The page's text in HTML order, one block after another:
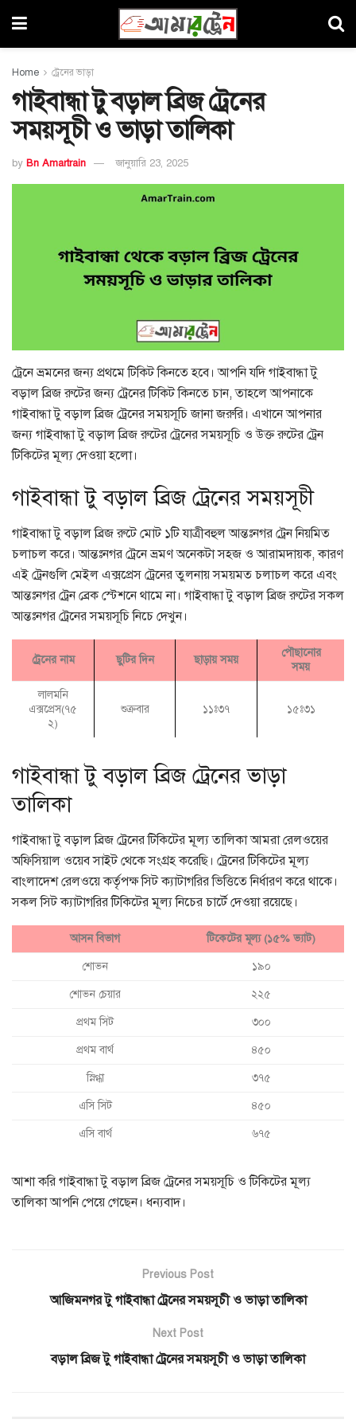
Home ট্রেনের ভাড়া
গাইবান্ধা টু বড়াল ব্রিজ ট্রেনের
সময়সূচী ও ভাড়া তালিকা
by Bn Amartrain জানুয়ারি 23, 2025
ট্রেনে ভ্রমনের জন্য প্রথমে টিকিট কিনতে হবে। আপনি যদি গাইবান্ধা টু
বড়াল ব্রিজ রুটের জন্য ট্রেনের টিকিট কিনতে চান, তাহলে আপনাকে
গাইবান্ধা টু বড়াল ব্রিজ ট্রেনের সময়সূচি জানা জরুরি। এখানে আপনার
জন্য গাইবান্ধা টু বড়াল ব্রিজ রুটের ট্রেনের সময়সূচি ও উক্ত রুটের ট্রেন
টিকিটের মূল্য দেওয়া হলো।
গাইবান্ধা টু বড়াল ব্রিজ ট্রেনের সময়সূচী
গাইবান্ধা টু বড়াল ব্রিজ রুটে মোট ১টি যাত্রীবহুল আন্তঃনগর ট্রেন নিয়মিত
চলাচল করে। আন্তঃনগর ট্রেনে ভ্রমণ অনেকটা সহজ ও আরামদায়ক, কারণ
এই ট্রেনগুলি মেইল এক্সপ্রেস ট্রেনের তুলনায় সময়মত চলাচল করে এবং
আন্তঃনগর ট্রেন ব্রেক স্টেশনে থামে না। গাইবান্ধা টু বড়াল ব্রিজ রুটের সকল
আন্তঃনগর ট্রেনের সময়সূচি নিচে দেখুন।
ট্রেনের নাম ছুটির দিন ছাড়ায় সময়
পৌছানোর
সময়
লালমনি
এক্সপ্রেস(৭৫
২)
শুক্রবার ১১ঃ৩৭ ১৫ঃ৩১
গাইবান্ধা টু বড়াল ব্রিজ ট্রেনের ভাড়া
তালিকা
গাইবান্ধা টু বড়াল ব্রিজ ট্রেনের টিকিটের মূল্য তালিকা আমরা রেলওয়ের
অফিসিয়াল ওয়েব সাইট থেকে সংগ্রহ করেছি। ট্রেনের টিকিটের মূল্য
বাংলাদেশ রেলওয়ে কর্তৃপক্ষ সিট ক্যাটাগরির ভিত্তিতে নির্ধারণ করে থাকে।
সকল সিট ক্যাটাগরির টিকিটের মূল্য নিচের চার্টে দেওয়া রয়েছে।
আসন বিভাগ টিকেটের মূল্য (১৫% ভ্যাট)
শোভন ১৯০
শোভন চেয়ার ২২৫
প্রথম সিট ৩০০
প্রথম বার্থ ৪৫০
স্নিগ্ধা ৩৭৫
এসি সিট ৪৫০
এসি বার্থ ৬৭৫
আশা করি গাইবান্ধা টু বড়াল ব্রিজ ট্রেনের সময়সূচি ও টিকিটের মূল্য
তালিকা আপনি পেয়ে গেছেন। ধন্যবাদ।
Previous Post
আজিমনগর টু গাইবান্ধা ট্রেনের সময়সূচী ও ভাড়া তালিকা
Next Post
বড়াল ব্রিজ টু গাইবান্ধা ট্রেনের সময়সূচী ও ভাড়া তালিকা